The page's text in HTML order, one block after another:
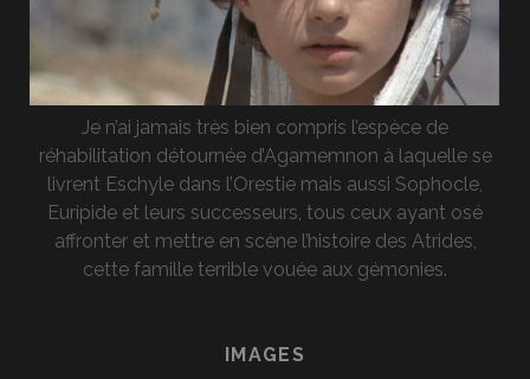
Je n’ai jamais très bien compris l’espèce de
réhabilitation détournée d’Agamemnon à laquelle se
livrent Eschyle dans l’Orestie mais aussi Sophocle,
Euripide et leurs successeurs, tous ceux ayant osé
affronter et mettre en scène l’histoire des Atrides,
cette famille terrible vouée aux gémonies.
IMAGES